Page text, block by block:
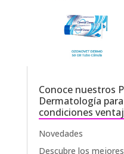
Conoce nuestros
Dermatología
condiciones
Novedades
Descubre los